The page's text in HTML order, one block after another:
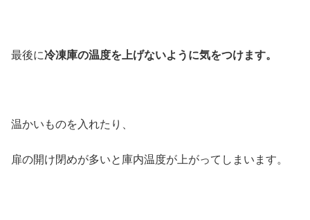
最後に冷凍庫の温度を上げないように気をつけます。
温かいものを入れたり、
扉の開け閉めが多いと庫内温度が上がってしまいます。